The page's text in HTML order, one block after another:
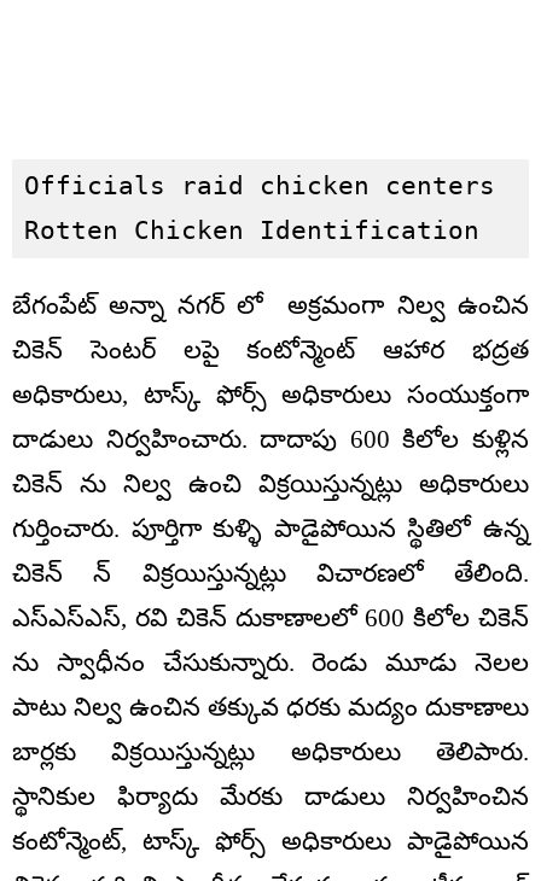
Officials raid chicken centers
Rotten Chicken Identification
బేగంపేట్ అన్నా నగర్ లో అక్రమంగా నిల్వ ఉంచిన
చికెన్ సెంటర్ లపై కంటోన్మెంట్ ఆహార భద్రత
అధికారులు, టాస్క్ ఫోర్స్ అధికారులు సంయుక్తంగా
దాడులు నిర్వహించారు. దాదాపు 600 కిలోల కుళ్లిన
చికెన్ ను నిల్వ ఉంచి విక్రయిస్తున్నట్లు అధికారులు
గుర్తించారు. పూర్తిగా కుళ్ళి పాడైపోయిన స్థితిలో ఉన్న
చికెన్ న్ విక్రయిస్తున్నట్లు విచారణలో తేలింది.
ఎస్ఎస్ఎస్, రవి చికెన్ దుకాణాలలో 600 కిలోల చికెన్
ను స్వాధీనం చేసుకున్నారు. రెండు మూడు నెలల
పాటు నిల్వ ఉంచిన తక్కువ ధరకు మద్యం దుకాణాలు
బార్లకు విక్రయిస్తున్నట్లు అధికారులు తెలిపారు.
స్థానికుల ఫిర్యాదు మేరకు దాడులు నిర్వహించిన
కంటోన్మెంట్, టాస్క్ ఫోర్స్ అధికారులు పాడైపోయిన